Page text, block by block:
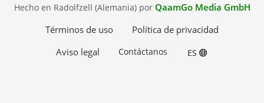
Hecho en Radolfzell (Alemania) por QaamGo Media GmbH
Términos de uso
Política de privacidad
Aviso legal
Contáctanos ES